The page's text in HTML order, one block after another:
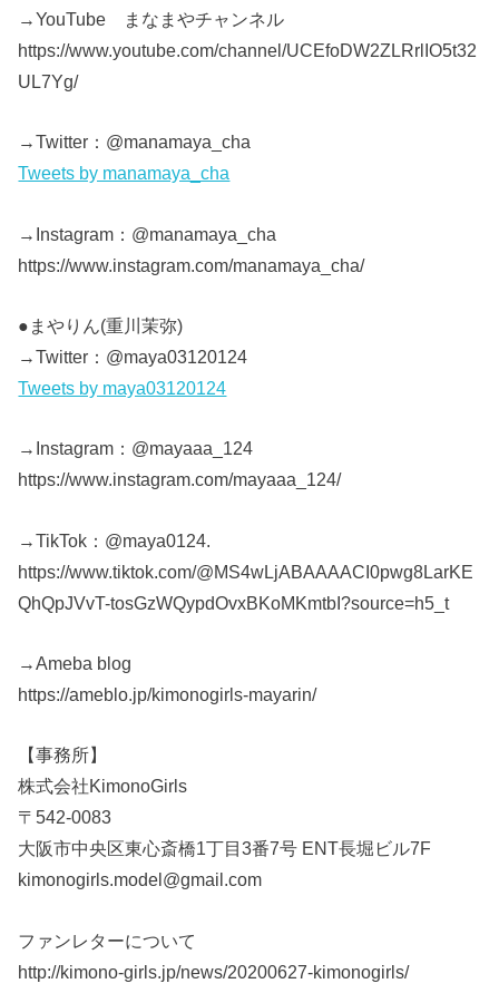
→YouTube まなまやチャンネル
https://www.youtube.com/channel/UCEfoDW2ZLRrlIO5t32
UL7Yg/
→Twitter：@manamaya_cha
Tweets by manamaya_cha
→Instagram：@manamaya_cha
https://www.instagram.com/manamaya_cha/
●まやりん(重川茉弥)
→Twitter：@maya03120124
Tweets by maya03120124
→Instagram：@mayaaa_124
https://www.instagram.com/mayaaa_124/
→TikTok：@maya0124.
https://www.tiktok.com/@MS4wLjABAAAACI0pwg8LarKE
QhQpJVvT-tosGzWQypdOvxBKoMKmtbI?source=h5_t
→Ameba blog
https://ameblo.jp/kimonogirls-mayarin/
【事務所】
株式会社KimonoGirls
〒542-0083
大阪市中央区東心斎橋1丁目3番7号 ENT長堀ビル7F
kimonogirls.model@gmail.com
ファンレターについて
http://kimono-girls.jp/news/20200627-kimonogirls/